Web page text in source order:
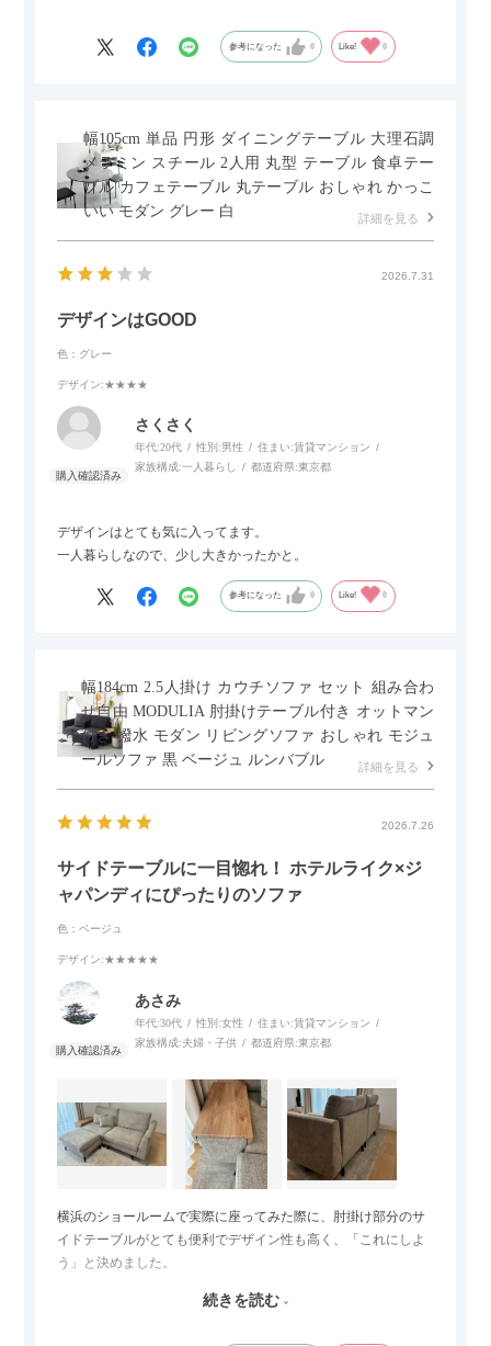
はいけないかもしれません。天板が冷たいので冬にどうなるの
かなというのも気になります。
参考になった 0 Like! 0
幅105cm 単品 円形 ダイニングテーブル 大理石調
メラミン スチール 2人用 丸型 テーブル 食卓テー
ブル カフェテーブル 丸テーブル おしゃれ かっこ
いい モダン グレー 白
詳細を見る
2026.7.31
デザインはGOOD
色：グレー
デザイン:★★★★
さくさく
年代:20代 性別:男性 住まい:賃貸マンション
家族構成:一人暮らし 都道府県:東京都
デザインはとても気に入ってます。
一人暮らしなので、少し大きかったかと。
参考になった 0 Like! 0
幅184cm 2.5人掛け カウチソファ セット 組み合わ
せ自由 MODULIA 肘掛けテーブル付き オットマン
付き 撥水 モダン リビングソファ おしゃれ モジュ
ールソファ 黒 ベージュ ルンバブル
詳細を見る
2026.7.26
サイドテーブルに一目惚れ！ ホテルライク×ジ
ャパンディにぴったりのソファ
色：ベージュ
デザイン:★★★★★
あさみ
年代:30代 性別:女性 住まい:賃貸マンション
家族構成:夫婦・子供 都道府県:東京都
横浜のショールームで実際に座ってみた際に、肘掛け部分のサ
イドテーブルがとても便利でデザイン性も高く、「これにしよ
う」と決めました。
サイズは2.5人掛けですが、幅184cmとコンパクトなので圧迫感
続きを読む